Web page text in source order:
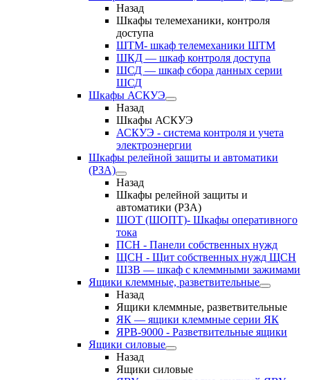
Назад
Шкафы телемеханики, контроля
доступа
ШТМ- шкаф телемеханики ШТМ
ШКД — шкаф контроля доступа
ШСД — шкаф сбора данных серии
ШСД
Шкафы АСКУЭ
Назад
Шкафы АСКУЭ
АСКУЭ - система контроля и учета
электроэнергии
Шкафы релейной защиты и автоматики
(РЗА)
Назад
Шкафы релейной защиты и
автоматики (РЗА)
ШОТ (ШОПТ)- Шкафы оперативного
тока
ПСН - Панели собственных нужд
ЩСН - Щит собственных нужд ЩСН
ШЗВ — шкаф с клеммными зажимами
Ящики клеммные, разветвительные
Назад
Ящики клеммные, разветвительные
ЯК — ящики клеммные серии ЯК
ЯРВ-9000 - Разветвительные ящики
Ящики силовые
Назад
Ящики силовые